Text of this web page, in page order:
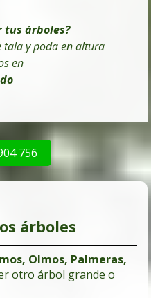
tus árboles?
tala y poda en altura
en
756
árboles
Olmos, Palmeras,
otro árbol grande o